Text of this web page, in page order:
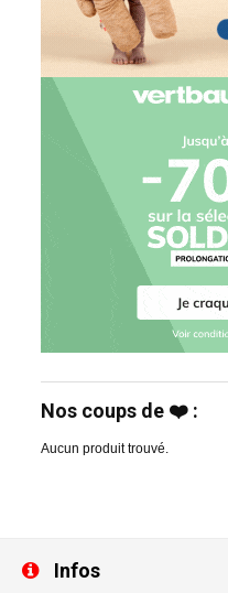
Nos coups de ❤️ :
Aucun produit trouvé.
Infos